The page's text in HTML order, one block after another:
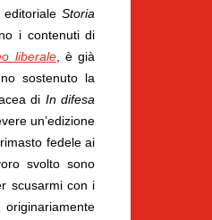
editorialeStoria
i contenuti di
liberale, è già
sostenuto la
di In difesa
un’edizione
fedele ai
svolto sono
scusarmi con i